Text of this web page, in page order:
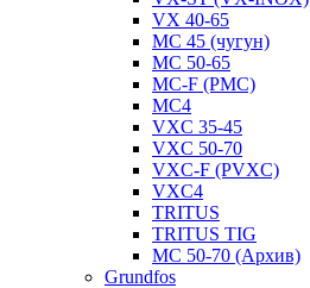
VX 40-65
MC 45 (чугун)
MC 50-65
MC-F (PMC)
MC4
VXC 35-45
VXC 50-70
VXC-F (PVXC)
VXC4
TRITUS
TRITUS TIG
MC 50-70 (Архив)
Grundfos